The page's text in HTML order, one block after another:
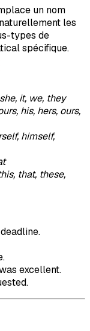
un nom
les
types de
spécifique.
it, we, they
his, hers, ours,
himself,
that, these,
excellent.